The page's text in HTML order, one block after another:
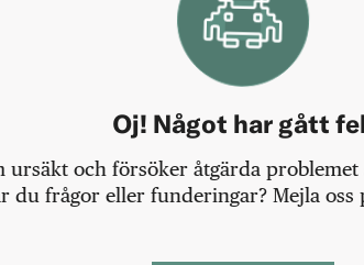
Oj! Något har gått
ursäkt och försöker åtgärda
du frågor eller funderingar? Mejla oss